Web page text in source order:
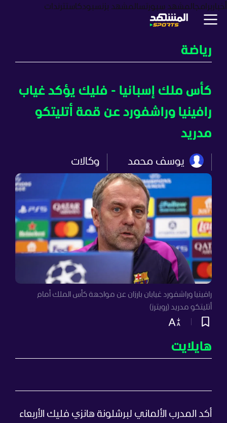
أخبار برامجالمشهد سبورتسالمشهد بزنسبودكاستترندات
رياضة
كأس ملك إسبانيا - فليك يؤكد غياب
رافينيا وراشفورد عن قمة أتليتكو
مدريد
يوسف محمد وكالات
رافينيا وراشفورد غيابان بارزان عن مواجهة كأس الملك أمام
أتليتكو مدريد (رويترز)
هايلايت
أكد المدرب الألماني لبرشلونة هانزي فليك الأربعاء